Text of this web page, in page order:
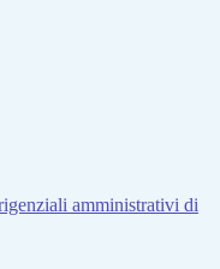
amministrativi di